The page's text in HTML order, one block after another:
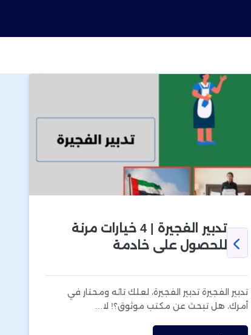
تدبير الفجيرة | 4 خيارات مرنة
للحصول على خادمة
تدبير الفجيرة تدبير الفجيرة، لعلك تائه ومحتار في
أمرك، هل تبحث عن مكتب موثوق؟! لا…